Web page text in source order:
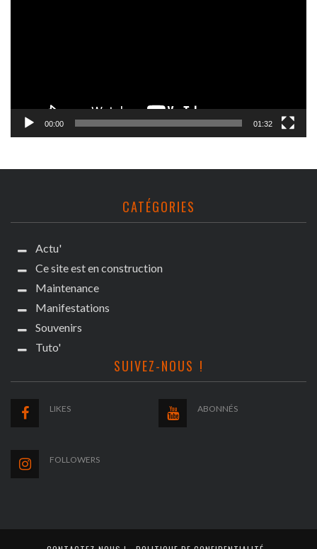
00:00 01:32
CATÉGORIES
Actu'
Ce site est en construction
Maintenance
Manifestations
Souvenirs
Tuto'
SUIVEZ-NOUS !
LIKES ABONNÉS
FOLLOWERS